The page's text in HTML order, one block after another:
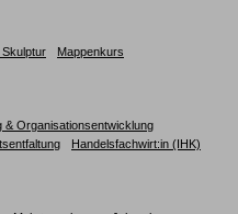
Skulptur
Mappenkurs
& Organisationsentwicklung
Handelsfachwirt:in (IHK)